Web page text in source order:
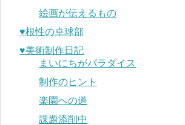
絵画が伝えるもの
♥︎根性の卓球部
♥︎美術制作日記
まいにちがパラダイス
制作のヒント
楽園への道
課題添削中